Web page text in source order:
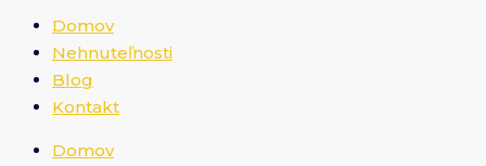
Domov
Nehnuteľnosti
Blog
Kontakt
Domov